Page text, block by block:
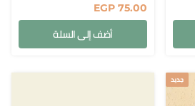
EGP 75.00
أضف إلى السلة
جديد